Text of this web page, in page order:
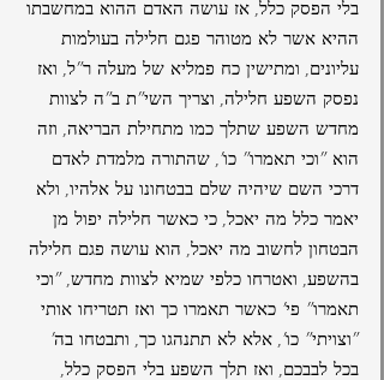
בלי הפסק כלל, אז עושה האדם ההוא במחשבתו
ההיא אשר לא מטוהר פגם חלילה בעולמות
עליונים, ומתישין כח פמליא של מעלה ר"ל, ואז
נפסק השפע חלילה, וצריך השי"ת ב"ה לצוות
מחדש השפע שתלך כמו מתחילת הבריאה, וזה
הוא "וכי תאמרו" כו', שהתורה מלמדת לאדם
דרכי השם שיהיה שלם בבטחונו על אלהיו, ולא
יאמר כלל מה יאכל, כי כאשר חלילה יפול מן
הבטחון לחשוב מה יאכל, הוא עושה פגם חלילה
בהשפע, ואטרחו כלפי שמיא לצוות מחדש, "וכי
תאמרו" פי' כאשר תאמרו כך ואז תטריחו אותי
"וצויתי" כו', אלא לא תתנהגו כך, ותבטחו בה'
בכל לבבכם, ואז תלך השפע בלי הפסק כלל,